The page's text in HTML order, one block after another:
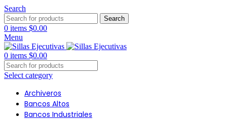
Search
Search
0 items $0.00
Menu
0 items $0.00
Select category
Archiveros
Bancos Altos
Bancos Industriales